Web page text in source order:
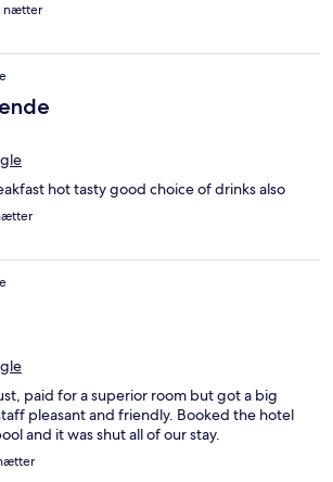
nætter
hot tasty good choice of drinks also
paid for a superior room but got a big
pleasant and friendly. Booked the hotel
and it was shut all of our stay.